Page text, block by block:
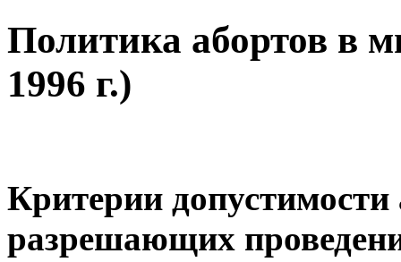
Политика абортов в
1996 г.)
Критерии
разрешающих